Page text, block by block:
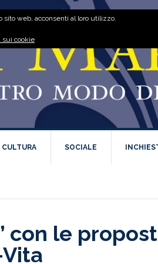
CULTURA SOCIALE
con le
web, acconsenti al loro utilizzo.
sui cookie